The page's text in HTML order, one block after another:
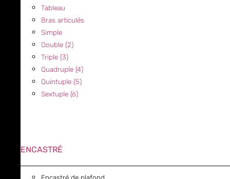
Tableau
Bras articulés
Simple
Double (2)
Triple (3)
Quadruple (4)
Quintuple (5)
Sextuple (6)
ENCASTRÉ